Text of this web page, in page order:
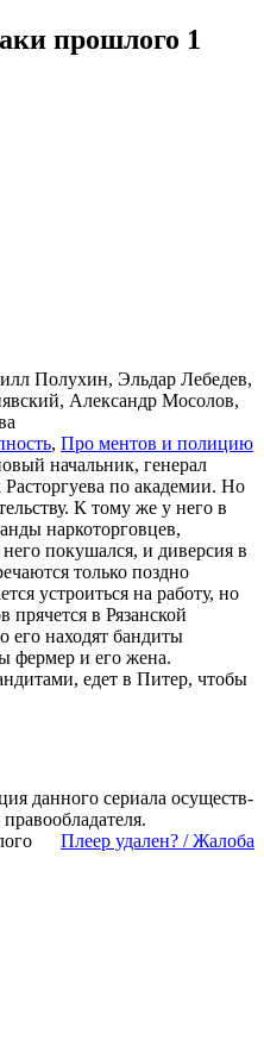
прошлого 1
Полухин, Эльдар Лебедев,
Александр Мосолов,
, Про мен­тов и по­ли­цию
начальник, генерал
по академии. Но
К тому же у него в
наркоторговцев,
покушался, и диверсия в
только поздно
устроиться на работу, но
прячется в Рязанской
его находят бандиты
фермер и его жена.
едет в Питер, чтобы
дан­но­го се­риа­ла осу­ще­ст­в­
пра­во­об­ла­да­те­ля.
Пле­ер уда­лен? / Жа­ло­ба